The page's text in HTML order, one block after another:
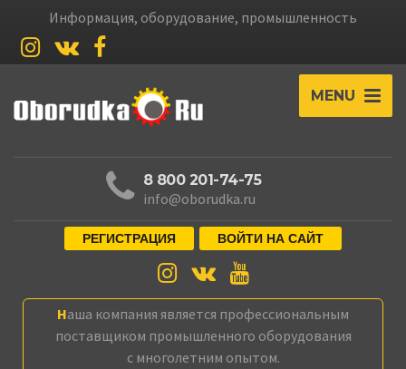
Информация, оборудование, промышленность
MENU
8 800 201-74-75
info@oborudka.ru
РЕГИСТРАЦИЯ ВОЙТИ НА САЙТ
Наша компания является профессиональным
поставщиком промышленного оборудования
с многолетним опытом.